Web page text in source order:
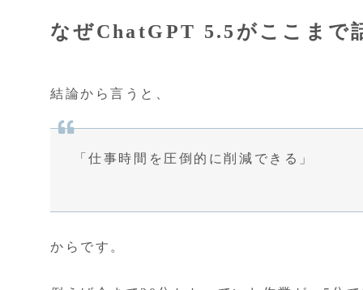
なぜChatGPT 5.5がここまで
結論から言うと、
「仕事時間を圧倒的に削減できる」
からです。